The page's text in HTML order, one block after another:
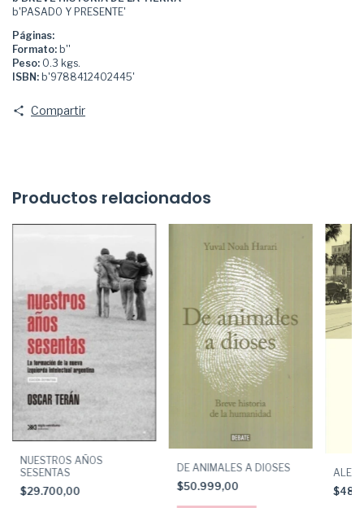
b'PASADO Y PRESENTE'
Páginas:
Formato: b''
Peso: 0.3 kgs.
ISBN: b'9788412402445'
Compartir
Productos relacionados
NUESTROS AÑOS
SESENTAS
$29.700,00
DE ANIMALES A DIOSES
$50.999,00